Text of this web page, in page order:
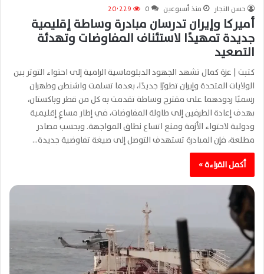
حسن النجار منذ أسبوعين 0 20٬229
أميركا وإيران تدرسان مبادرة وساطة إقليمية
جديدة تمهيدًا لاستئناف المفاوضات وتهدئة
التصعيد
كتبت | عزة كمال تشهد الجهود الدبلوماسية الرامية إلى احتواء التوتر بين
الولايات المتحدة وإيران تطورًا جديدًا، بعدما تسلمت واشنطن وطهران
رسميًا ردودهما على مقترح وساطة تقدمت به كل من قطر وباكستان،
بهدف إعادة الطرفين إلى طاولة المفاوضات، في إطار مساعٍ إقليمية
ودولية لاحتواء الأزمة ومنع اتساع نطاق المواجهة. وبحسب مصادر
مطلعة، فإن المبادرة تستهدف التوصل إلى صيغة تفاوضية جديدة…
أكمل القراءة »